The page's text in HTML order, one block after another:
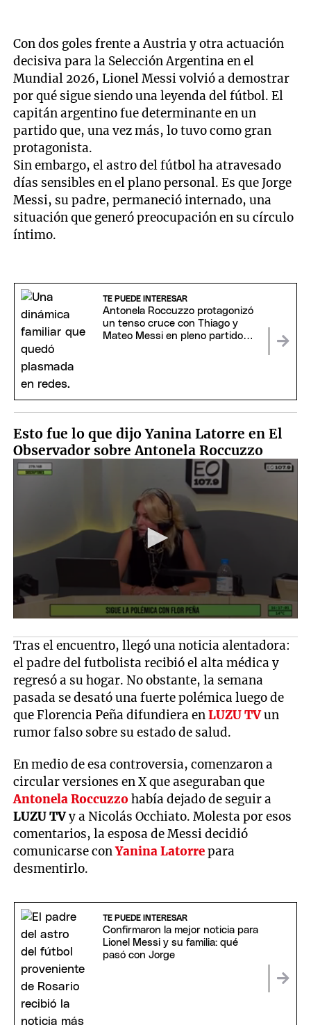
Con dos goles frente a Austria y otra actuación
decisiva para la Selección Argentina en el
Mundial 2026, Lionel Messi volvió a demostrar
por qué sigue siendo una leyenda del fútbol. El
capitán argentino fue determinante en un
partido que, una vez más, lo tuvo como gran
protagonista.
Sin embargo, el astro del fútbol ha atravesado
días sensibles en el plano personal. Es que Jorge
Messi, su padre, permaneció internado, una
situación que generó preocupación en su círculo
íntimo.
TE PUEDE INTERESAR
Antonela Roccuzzo protagonizó
un tenso cruce con Thiago y
Mateo Messi en pleno partido
Esto fue lo que dijo Yanina Latorre en El
Observador sobre Antonela Roccuzzo
Tras el encuentro, llegó una noticia alentadora:
el padre del futbolista recibió el alta médica y
regresó a su hogar. No obstante, la semana
pasada se desató una fuerte polémica luego de
que Florencia Peña difundiera enLUZU TVun
rumor falso sobre su estado de salud.
En medio de esa controversia, comenzaron a
circular versiones en X que aseguraban que
Antonela Roccuzzohabía dejado de seguir a
LUZU TVy a Nicolás Occhiato. Molesta por esos
comentarios, la esposa de Messi decidió
comunicarse conYanina Latorrepara
desmentirlo.
TE PUEDE INTERESAR
Confirmaron la mejor noticia para
Lionel Messi y su familia: qué
pasó con Jorge